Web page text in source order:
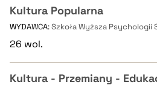
Kultura Popularna
WYDAWCA:Szkoła Wyższa Psychologii
26 wol.
Kultura - Przemiany -